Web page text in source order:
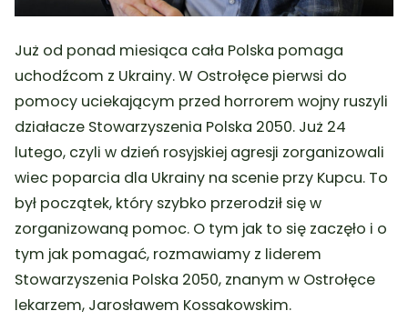
Już od ponad miesiąca cała Polska pomaga
uchodźcom z Ukrainy. W Ostrołęce pierwsi do
pomocy uciekającym przed horrorem wojny ruszyli
działacze Stowarzyszenia Polska 2050. Już 24
lutego, czyli w dzień rosyjskiej agresji zorganizowali
wiec poparcia dla Ukrainy na scenie przy Kupcu. To
był początek, który szybko przerodził się w
zorganizowaną pomoc. O tym jak to się zaczęło i o
tym jak pomagać, rozmawiamy z liderem
Stowarzyszenia Polska 2050, znanym w Ostrołęce
lekarzem, Jarosławem Kossakowskim.